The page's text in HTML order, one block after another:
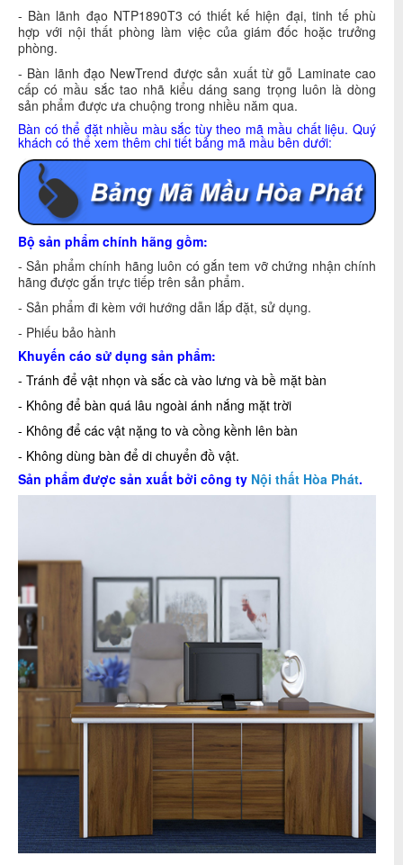
- Bàn lãnh đạo NTP1890T3 có thiết kế hiện đại, tinh tế phù
hợp với nội thất phòng làm việc của giám đốc hoặc trưởng
phòng.
- Bàn lãnh đạo NewTrend được sản xuất từ gỗ Laminate cao
cấp có mầu sắc tao nhã kiểu dáng sang trọng luôn là dòng
sản phẩm được ưa chuộng trong nhiều năm qua.
Bàn có thể đặt nhiều màu sắc tùy theo mã mầu chất liệu. Quý
khách có thể xem thêm chi tiết bảng mã mầu bên dưới:
Bộ sản phẩm chính hãng gồm:
- Sản phẩm chính hãng luôn có gắn tem vỡ chứng nhận chính
hãng được gắn trực tiếp trên sản phẩm.
- Sản phẩm đi kèm với hướng dẫn lắp đặt, sử dụng.
- Phiếu bảo hành
Khuyến cáo sử dụng sản phẩm:
- Tránh để vật nhọn và sắc cà vào lưng và bề mặt bàn
- Không để bàn quá lâu ngoài ánh nắng mặt trời
- Không để các vật nặng to và cồng kềnh lên bàn
- Không dùng bàn để di chuyển đồ vật.
Sản phẩm được sản xuất bởi công ty Nội thất Hòa Phát.